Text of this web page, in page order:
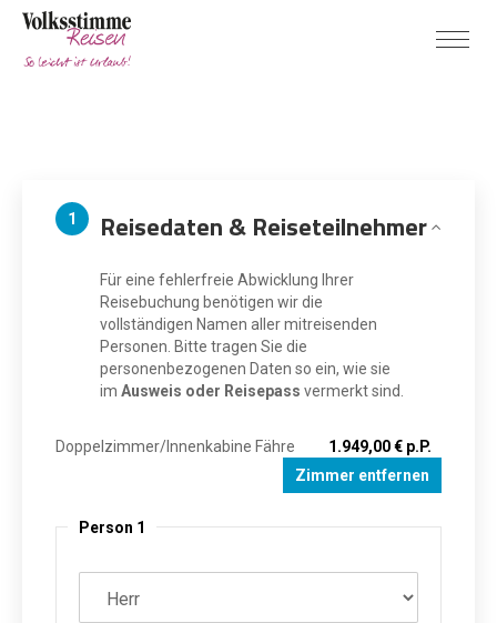
1 Reisedaten & Reiseteilnehmer
Für eine fehlerfreie Abwicklung Ihrer
Reisebuchung benötigen wir die
vollständigen Namen aller mitreisenden
Personen. Bitte tragen Sie die
personenbezogenen Daten so ein, wie sie
im Ausweis oder Reisepass vermerkt sind.
Doppelzimmer/Innenkabine Fähre
1.949,00 € p.P.
Zimmer entfernen
Person 1